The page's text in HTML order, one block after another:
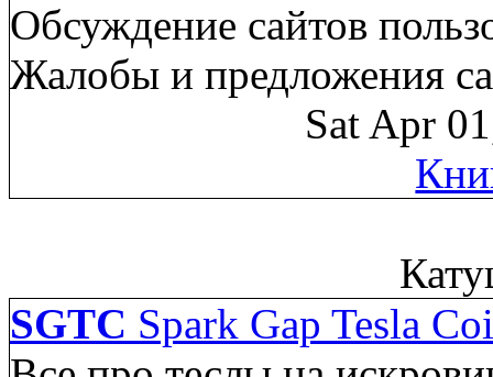
Обсуждение сайтов
Жалобы и предложения
Sat Apr
SGTC Spark Gap Tesla